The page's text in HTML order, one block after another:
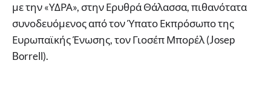
με την «ΥΔΡΑ», στην Ερυθρά Θάλασσα, πιθανότατα
συνοδευόμενος από τον Ύπατο Εκπρόσωπο της
Ευρωπαϊκής Ένωσης, τον Γιοσέπ Μπορέλ (Josep
Borrell).